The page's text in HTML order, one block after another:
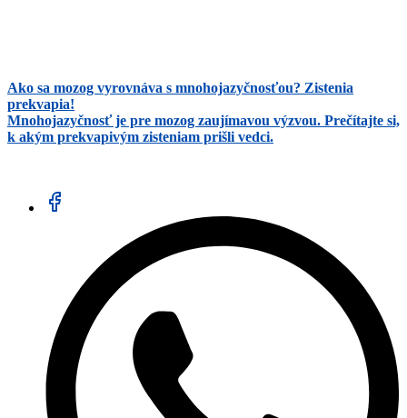
Ako sa mozog vyrovnáva s mnohojazyčnosťou? Zistenia
prekvapia!
Mnohojazyčnosť je pre mozog zaujímavou výzvou. Prečítajte si,
k akým prekvapivým zisteniam prišli vedci.